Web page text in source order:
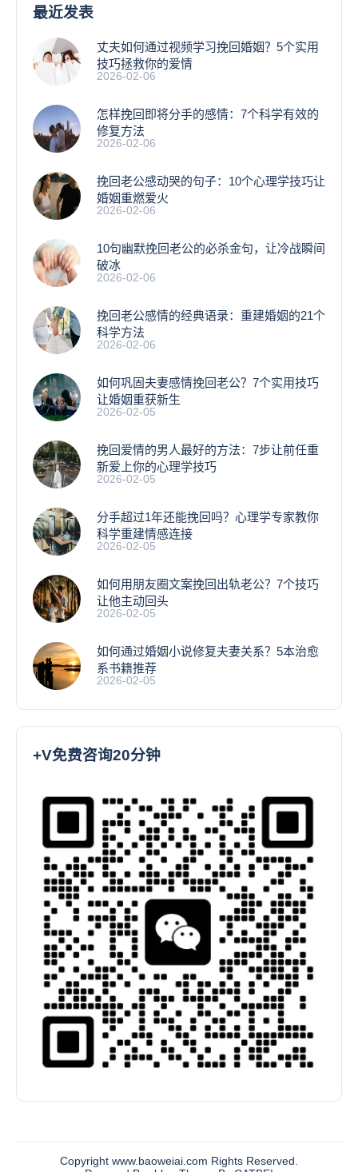
最近发表
丈夫如何通过视频学习挽回婚姻？5个实用
技巧拯救你的爱情
2026-02-06
怎样挽回即将分手的感情：7个科学有效的
修复方法
2026-02-06
挽回老公感动哭的句子：10个心理学技巧让
婚姻重燃爱火
2026-02-06
10句幽默挽回老公的必杀金句，让冷战瞬间
破冰
2026-02-06
挽回老公感情的经典语录：重建婚姻的21个
科学方法
2026-02-06
如何巩固夫妻感情挽回老公？7个实用技巧
让婚姻重获新生
2026-02-05
挽回爱情的男人最好的方法：7步让前任重
新爱上你的心理学技巧
2026-02-05
分手超过1年还能挽回吗？心理学专家教你
科学重建情感连接
2026-02-05
如何用朋友圈文案挽回出轨老公？7个技巧
让他主动回头
2026-02-05
如何通过婚姻小说修复夫妻关系？5本治愈
系书籍推荐
2026-02-05
+V免费咨询20分钟
Copyright www.baoweiai.com Rights Reserved.